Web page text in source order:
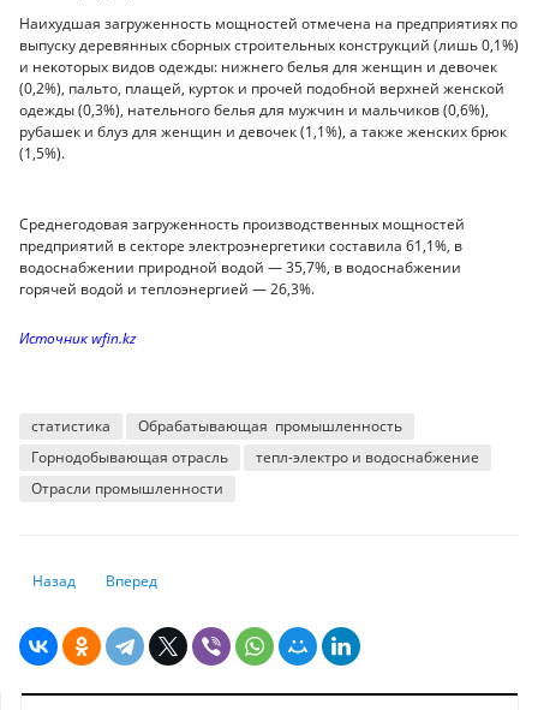
Наихудшая загруженность мощностей отмечена на предприятиях по
выпуску деревянных сборных строительных конструкций (лишь 0,1%)
и некоторых видов одежды: нижнего белья для женщин и девочек
(0,2%), пальто, плащей, курток и прочей подобной верхней женской
одежды (0,3%), нательного белья для мужчин и мальчиков (0,6%),
рубашек и блуз для женщин и девочек (1,1%), а также женских брюк
(1,5%).
Среднегодовая загруженность производственных мощностей
предприятий в секторе электроэнергетики составила 61,1%, в
водоснабжении природной водой — 35,7%, в водоснабжении
горячей водой и теплоэнергией — 26,3%.
Источник wfin.kz
статистика
Обрабатывающая промышленность
Горнодобывающая отрасль
тепл-электро и водоснабжение
Отрасли промышленности
Предыдущий: Самые высокие цены на услуги такси наблюдаются в
Назад Следующий: Объём услуг в области досуга и спорта
Вперед